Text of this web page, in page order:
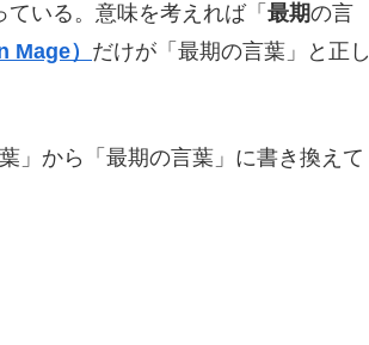
いる。意味を考えれば「 最期の言
Mage） だけが「最期の言葉」と正し
」から「最期の言葉」に書き換えて